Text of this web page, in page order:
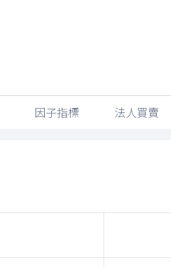
因子指標 法人買賣